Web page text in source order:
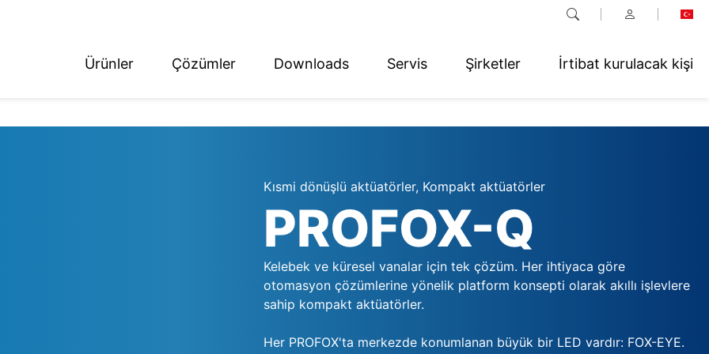
Ürünler Çözümler Downloads Servis Şirketler İrtibat kurulacak kişi
Kısmi dönüşlü aktüatörler, Kompakt aktüatörler
PROFOX-Q
Kelebek ve küresel vanalar için tek çözüm. Her ihtiyaca göre
otomasyon çözümlerine yönelik platform konsepti olarak akıllı işlevlere
sahip kompakt aktüatörler.
Her PROFOX'ta merkezde konumlanan büyük bir LED vardır: FOX-EYE.